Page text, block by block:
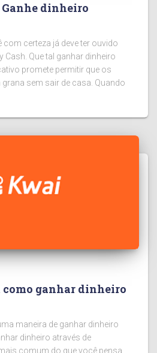
Ganhe dinheiro
com certeza já deve ter ouvido
Cash. Que tal ganhar dinheiro
promete permitir que os
sem sair de casa. Quando
como ganhar dinheiro
maneira de ganhar dinheiro
dinheiro através de
comum do que você pensa